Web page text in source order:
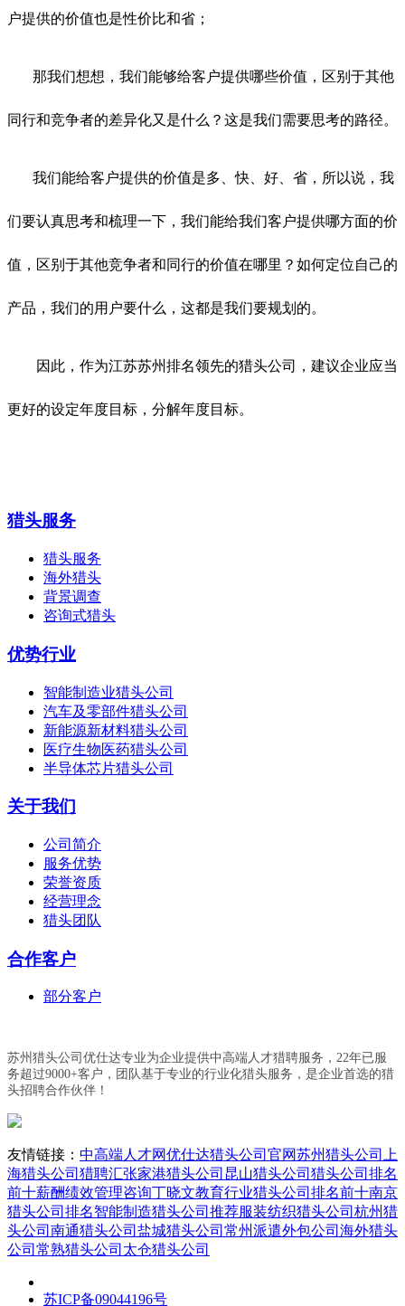
户提供的价值也是性价比和省；
那我们想想，我们能够给客户提供哪些价值，区别于其他
同行和竞争者的差异化又是什么？这是我们需要思考的路径。
我们能给客户提供的价值是多、快、好、省，所以说，我
们要认真思考和梳理一下，我们能给我们客户提供哪方面的价
值，区别于其他竞争者和同行的价值在哪里？如何定位自己的
产品，我们的用户要什么，这都是我们要规划的。
因此，作为江苏苏州排名领先的猎头公司，建议企业应当
更好的设定年度目标，分解年度目标。
猎头服务
猎头服务
海外猎头
背景调查
咨询式猎头
优势行业
智能制造业猎头公司
汽车及零部件猎头公司
新能源新材料猎头公司
医疗生物医药猎头公司
半导体芯片猎头公司
关于我们
公司简介
服务优势
荣誉资质
经营理念
猎头团队
合作客户
部分客户
苏州猎头公司优仕达专业为企业提供中高端人才猎聘服务，22年已服
务超过9000+客户，团队基于专业的行业化猎头服务，是企业首选的猎
头招聘合作伙伴！
友情链接： 中高端人才网优仕达猎头公司官网苏州猎头公司 上
海猎头公司 猎聘汇张家港猎头公司 昆山猎头公司 猎头公司排名
前十薪酬绩效管理咨询丁晓文教育行业猎头公司排名前十南京
猎头公司排名智能制造猎头公司推荐服装纺织猎头公司 杭州猎
头公司 南通猎头公司 盐城猎头公司 常州派遣外包公司 海外猎头
公司 常熟猎头公司 太仓猎头公司
苏ICP备09044196号